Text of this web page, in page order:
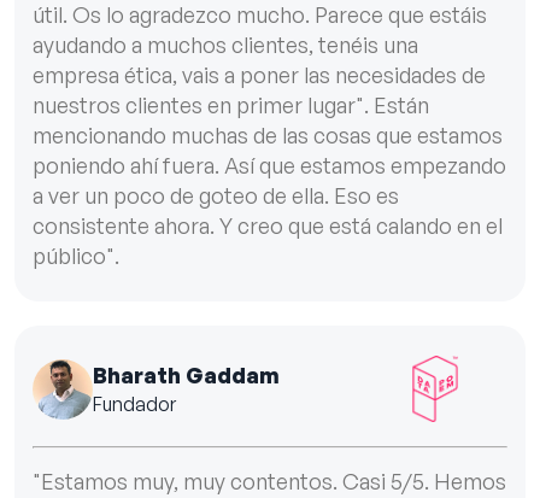
útil. Os lo agradezco mucho. Parece que estáis
ayudando a muchos clientes, tenéis una
empresa ética, vais a poner las necesidades de
nuestros clientes en primer lugar". Están
mencionando muchas de las cosas que estamos
poniendo ahí fuera. Así que estamos empezando
a ver un poco de goteo de ella. Eso es
consistente ahora. Y creo que está calando en el
público".
Bharath Gaddam
Fundador
"Estamos muy, muy contentos. Casi 5/5. Hemos